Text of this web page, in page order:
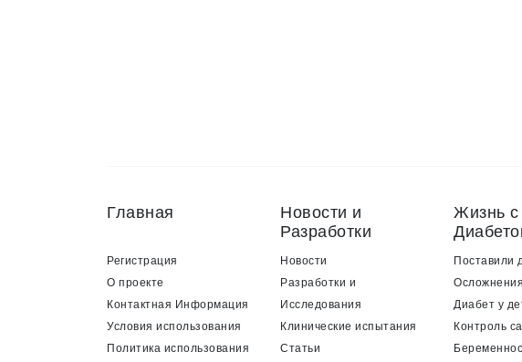
Главная
Регистрация
О проекте
Контактная Информация
Условия использования
Политика использования
Новости и
Разработки
Новости
Разработки и
Исследования
Клинические испытания
Статьи
Жизнь с
Поставили
Осложнения
Диабет у
Контроль